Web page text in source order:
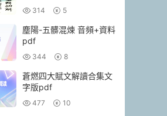
174頁–彩色PDF電子書
314 5
塵陽-五髒混煉 音頻+資料
pdf
344 8
蒼燃四大賦文解讀合集文
字版pdf
477 10